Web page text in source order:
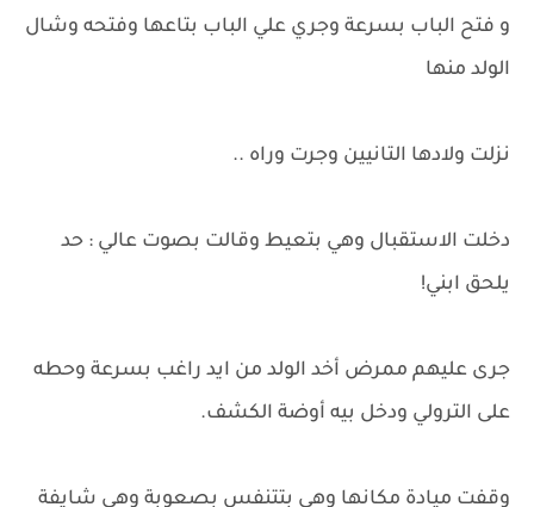
و فتح الباب بسرعة وجري علي الباب بتاعها وفتحه وشال
الولد منها
نزلت ولادها التانيين وجرت وراه ..
دخلت الاستقبال وهي بتعيط وقالت بصوت عالي : حد
يلحق ابني!
جرى عليهم ممرض أخد الولد من ايد راغب بسرعة وحطه
على الترولي ودخل بيه أوضة الكشف.
وقفت ميادة مكانها وهي بتتنفس بصعوبة وهي شايفة